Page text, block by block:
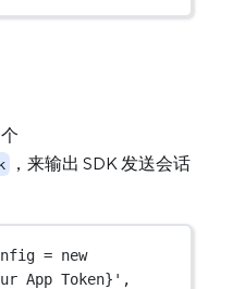
，来输出 SDK 发送会话
= new
App Token}'